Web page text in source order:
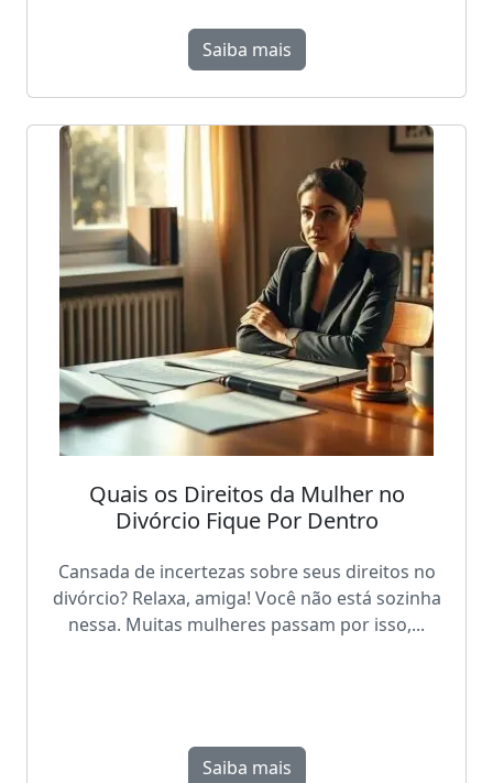
Saiba mais
Quais os Direitos da Mulher no
Divórcio Fique Por Dentro
Cansada de incertezas sobre seus direitos no
divórcio? Relaxa, amiga! Você não está sozinha
nessa. Muitas mulheres passam por isso,...
Saiba mais